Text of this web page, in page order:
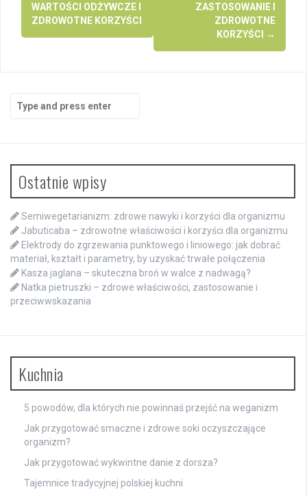
WARTOŚCI ODŻYWCZE I
ZDROWOTNE KORZYŚCI
ZASTOSOWANIE I
ZDROWOTNE
KORZYŚCI
→
for:
Ostatnie wpisy
Semiwegetarianizm: zdrowe nawyki i korzyści dla organizmu
Jabuticaba – zdrowotne właściwości i korzyści dla organizmu
Elektrody do zgrzewania punktowego i liniowego: jak dobrać
materiał, kształt i parametry, by uzyskać trwałe połączenia
Kasza jaglana – skuteczna broń w walce z nadwagą?
Natka pietruszki – zdrowe właściwości, zastosowanie i
przeciwwskazania
Kuchnia
5 powodów, dla których nie powinnaś przejść na weganizm
Jak przygotować smaczne i zdrowe soki oczyszczające
organizm?
Jak przygotować wykwintne danie z dorsza?
Tajemnice tradycyjnej polskiej kuchni